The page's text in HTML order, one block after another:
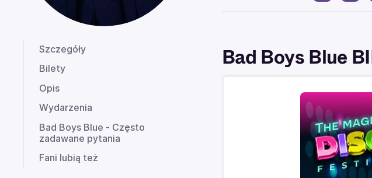
Szczegóły
Bilety
Opis
Wydarzenia
Bad Boys Blue - Często
zadawane pytania
Fani lubią też
Bad Boys Blue